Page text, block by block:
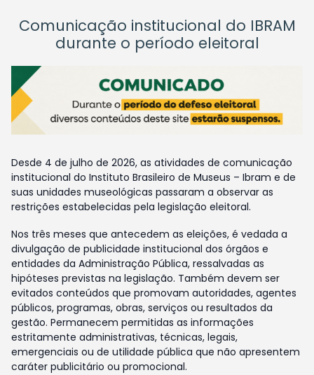
Comunicação institucional do IBRAM
durante o período eleitoral
Desde 4 de julho de 2026, as atividades de comunicação
institucional do Instituto Brasileiro de Museus – Ibram e de
suas unidades museológicas passaram a observar as
restrições estabelecidas pela legislação eleitoral.
Nos três meses que antecedem as eleições, é vedada a
divulgação de publicidade institucional dos órgãos e
entidades da Administração Pública, ressalvadas as
hipóteses previstas na legislação. Também devem ser
evitados conteúdos que promovam autoridades, agentes
públicos, programas, obras, serviços ou resultados da
gestão. Permanecem permitidas as informações
estritamente administrativas, técnicas, legais,
emergenciais ou de utilidade pública que não apresentem
caráter publicitário ou promocional.